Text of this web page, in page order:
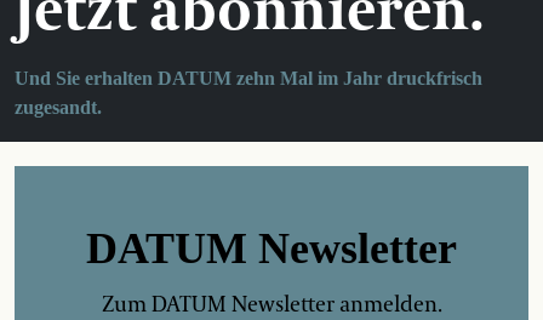
Und Sie erhalten DATUM zehn Mal im Jahr druckfrisch
zugesandt.
DATUM Newsletter
Zum DATUM Newsletter anmelden.